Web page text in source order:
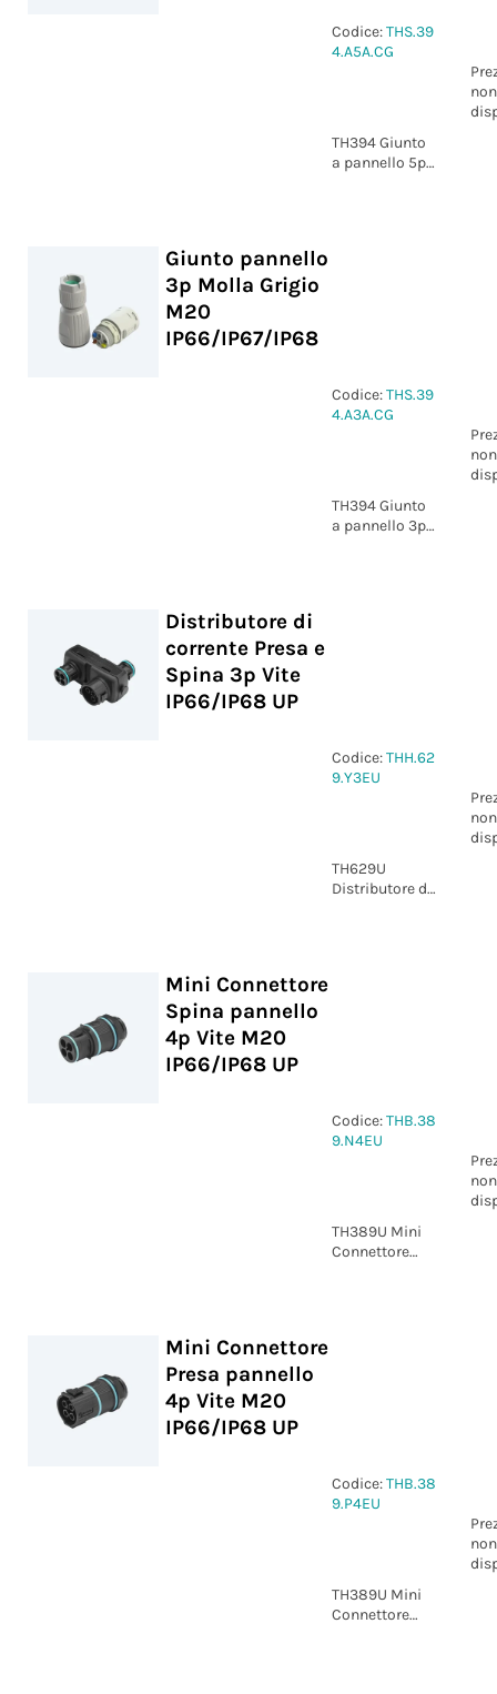
Codice:THS.39
4.A5A.CG
non
TH394 Giunto
a pannello 5p
Giunto pannello
3p Molla Grigio
M20
IP66/IP67/IP68
Codice:THS.39
4.A3A.CG
non
TH394 Giunto
a pannello 3p
Distributore di
corrente Presa e
Spina 3p Vite
IP66/IP68 UP
Codice:THH.62
9.Y3EU
non
TH629U
Distributore di
Mini Connettore
Spina pannello
4p Vite M20
IP66/IP68 UP
Codice:THB.38
9.N4EU
non
TH389U Mini
Connettore
Mini Connettore
Presa pannello
4p Vite M20
IP66/IP68 UP
Codice:THB.38
9.P4EU
non
TH389U Mini
Connettore